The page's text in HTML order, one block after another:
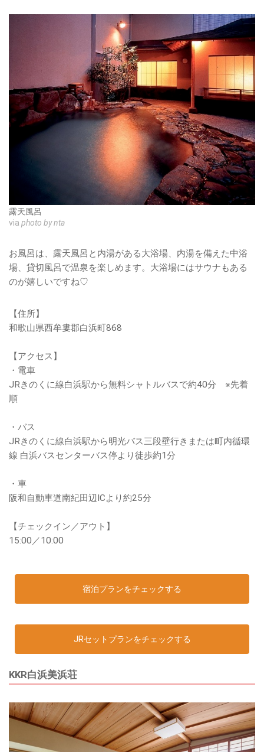
露天風呂
via photo by nta
お風呂は、露天風呂と内湯がある大浴場、内湯を備えた中浴
場、貸切風呂で温泉を楽しめます。大浴場にはサウナもある
のが嬉しいですね♡
【住所】
和歌山県西牟婁郡白浜町868
【アクセス】
・電車
JRきのくに線白浜駅から無料シャトルバスで約40分 ※先着
順
・バス
JRきのくに線白浜駅から明光バス三段壁行きまたは町内循環
線 白浜バスセンターバス停より徒歩約1分
・車
阪和自動車道南紀田辺ICより約25分
【チェックイン／アウト】
15:00／10:00
宿泊プランをチェックする
JRセットプランをチェックする
KKR白浜美浜荘